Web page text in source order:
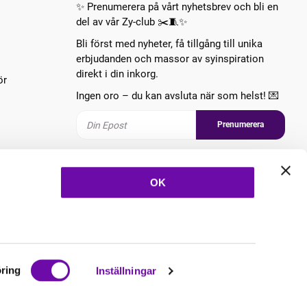
Inställningar
OK
✨ Prenumerera på vårt nyhetsbrev och bli en
del av vår Zy-club ✂️🧵✨
Bli först med nyheter, få tillgång till unika
erbjudanden och massor av syinspiration
direkt i din inkorg.
Ingen oro – du kan avsluta när som helst! 💌
Prenumerera
Copyright © 2026 ZannaZ Skapad med